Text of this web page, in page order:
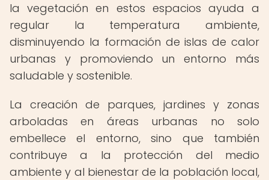
la vegetación en estos espacios ayuda a
regular la temperatura ambiente,
disminuyendo la formación de islas de calor
urbanas y promoviendo un entorno más
saludable y sostenible.
La creación de parques, jardines y zonas
arboladas en áreas urbanas no solo
embellece el entorno, sino que también
contribuye a la protección del medio
ambiente y al bienestar de la población local,